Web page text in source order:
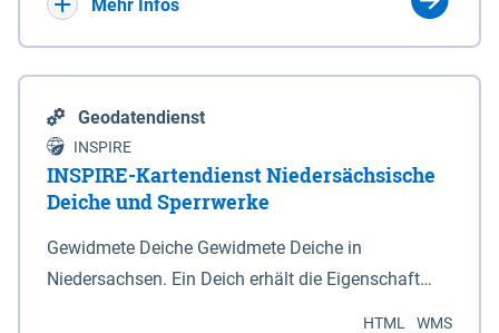
Mehr Infos
Geodatendienst
INSPIRE
INSPIRE-Kartendienst Niedersächsische
Deiche und Sperrwerke
Gewidmete Deiche Gewidmete Deiche in
Niedersachsen. Ein Deich erhält die Eigenschaft
WMS
HTML